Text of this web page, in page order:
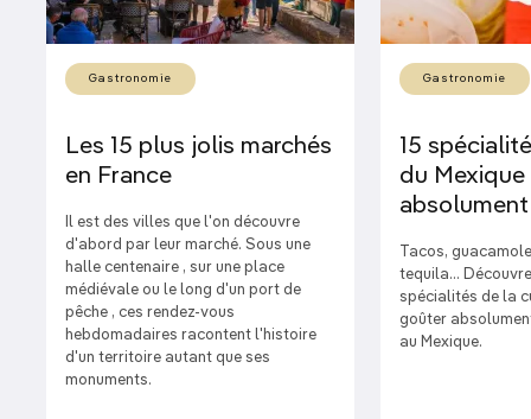
Gastronomie
Les 15 plus jolis marchés
en France
Il est des villes que l'on découvre
d'abord par leur marché. Sous une
halle centenaire , sur une place
médiévale ou le long d'un port de
pêche , ces rendez-vous
hebdomadaires racontent l'histoire
d'un territoire autant que ses
monuments.
Gastronomie
15
du
absolument
Tacos,
tequila…
spécialités de la
goûter
au Mexique.